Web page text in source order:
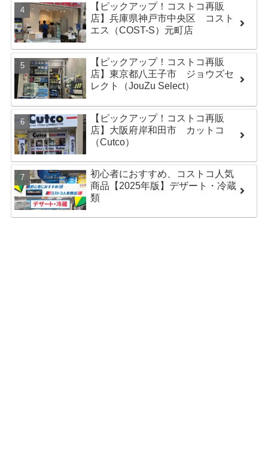
【ピックアップ！コストコ再販
店】兵庫県神戸市中央区 コスト
エス（COST-S）元町店
【ピックアップ！コストコ再販
店】東京都八王子市 ジョウズセ
レクト（JouZu Select）
【ピックアップ！コストコ再販
店】大阪府岸和田市 カットコ
（Cutco）
初心者におすすめ、コストコ人気
商品【2025年版】デザート・冷蔵
類